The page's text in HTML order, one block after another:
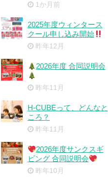
1か月前
2025年度ウィンタース
クール申し込み開始
昨年12月
2026年度 合同説明会
昨年11月
H-CUBEって、どんなと
ころ？
昨年11月
2026年度サンクスギ
ビング 合同説明会
昨年10月